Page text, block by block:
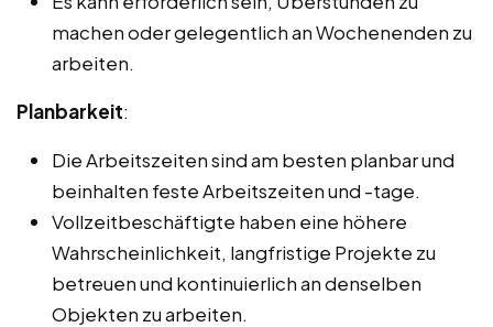
machen oder gelegentlich an Wochenenden zu
arbeiten.
Planbarkeit:
Die Arbeitszeiten sind am besten planbar und
beinhalten feste Arbeitszeiten und -tage.
Vollzeitbeschäftigte haben eine höhere
Wahrscheinlichkeit, langfristige Projekte zu
betreuen und kontinuierlich an denselben
Objekten zu arbeiten.